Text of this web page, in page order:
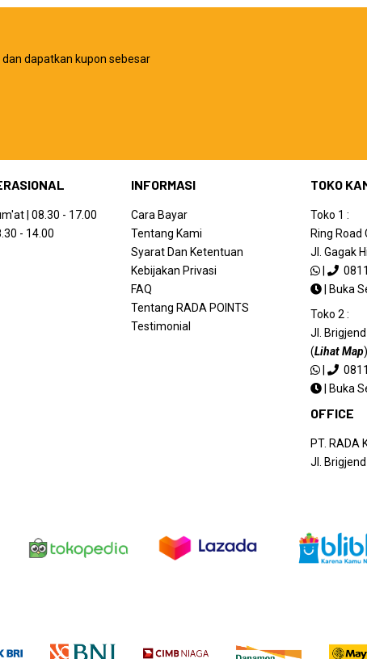
dan dapatkan kupon sebesar
| 08.30 - 17.00
- 14.00
INFORMASI
Cara Bayar
Tentang Kami
Syarat Dan Ketentuan
Kebijakan Privasi
FAQ
Tentang RADA POINTS
Testimonial
TOKO
Toko 1 :
Ring Road
Jl. Gagak
|
|
Buka
Toko 2 :
Jl.
(Lihat Map)
|
|
Buka
OFFICE
PT. RADA
Jl.